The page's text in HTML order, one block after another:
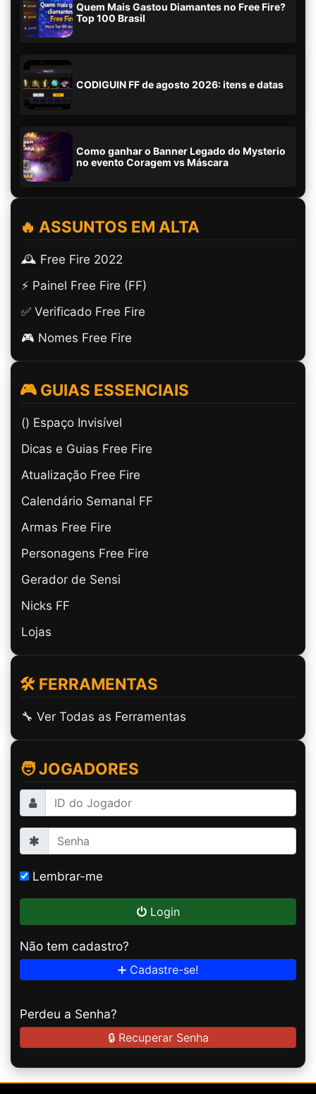
Quem Mais Gastou Diamantes no Free Fire?
Top 100 Brasil
CODIGUIN FF de agosto 2026: itens e datas
Como ganhar o Banner Legado do Mysterio
no evento Coragem vs Máscara
🔥 ASSUNTOS EM ALTA
🕰️ Free Fire 2022
⚡ Painel Free Fire (FF)
✅ Verificado Free Fire
🎮 Nomes Free Fire
🎮 GUIAS ESSENCIAIS
(ㅤ) Espaço Invisível
Dicas e Guias Free Fire
Atualização Free Fire
Calendário Semanal FF
Armas Free Fire
Personagens Free Fire
Gerador de Sensi
Nicks FF
Lojas
🛠️ FERRAMENTAS
🔧 Ver Todas as Ferramentas
🧑 JOGADORES
Lembrar-me
Login
Não tem cadastro?
➕ Cadastre-se!
Perdeu a Senha?
🔒 Recuperar Senha